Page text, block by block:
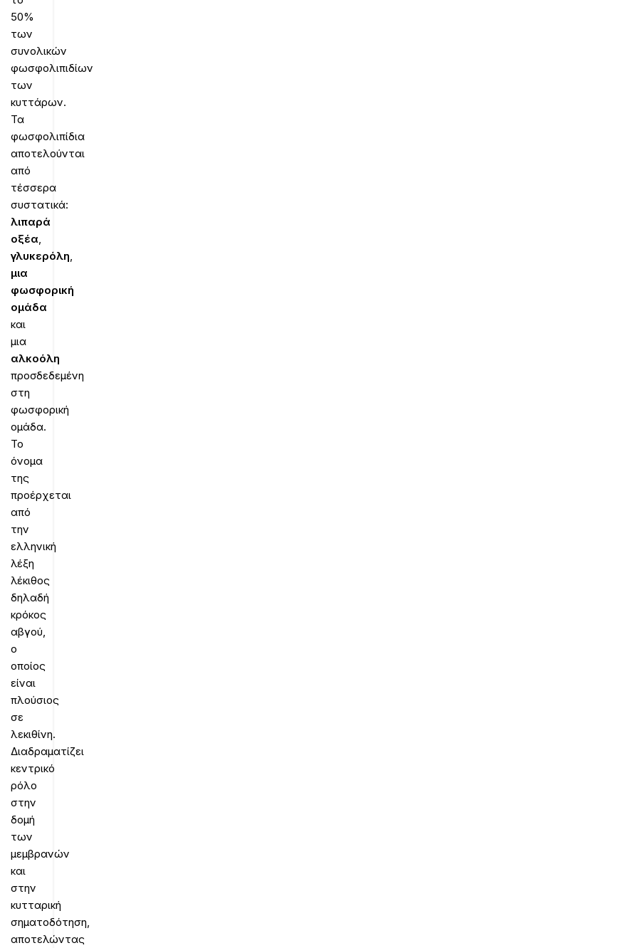
50%
των
συνολικών
φωσφολιπιδίων
των
κυττάρων.
Τα
φωσφολιπίδια
αποτελούνται
από
τέσσερα
συστατικά:
λιπαρά
οξέα
γλυκερόλη
μια
φωσφορική
ομάδα
και
μια
αλκοόλη
προσδεδεμένη
στη
φωσφορική
ομάδα.
Το
όνομα
της
προέρχεται
από
την
ελληνική
λέξη
λέκιθος
δηλαδή
κρόκος
αβγού,
ο
οποίος
είναι
πλούσιος
σε
λεκιθίνη.
Διαδραματίζει
κεντρικό
ρόλο
στην
δομή
των
μεμβρανών
και
στην
κυτταρική
σηματοδότηση,
αποτελώντας